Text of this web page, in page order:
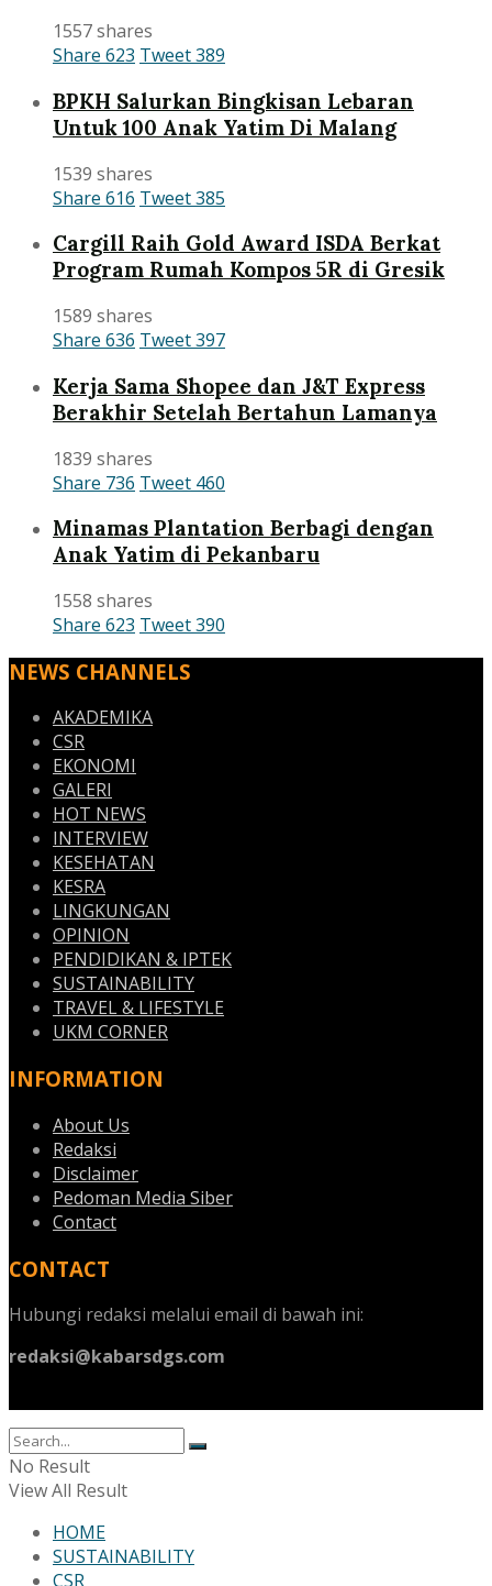
1557 shares
Share 623 Tweet389
BPKH Salurkan Bingkisan Lebaran
Untuk 100 Anak Yatim Di Malang
1539 shares
Share 616 Tweet385
Cargill Raih Gold Award ISDA Berkat
Program Rumah Kompos 5R di Gresik
1589 shares
Share 636 Tweet397
Kerja Sama Shopee dan J&T Express
Berakhir Setelah Bertahun Lamanya
1839 shares
Share 736 Tweet 460
Minamas Plantation Berbagi dengan
Anak Yatim di Pekanbaru
1558 shares
Share 623 Tweet390
NEWS CHANNELS
AKADEMIKA
CSR
EKONOMI
GALERI
HOT NEWS
INTERVIEW
KESEHATAN
KESRA
LINGKUNGAN
OPINION
PENDIDIKAN & IPTEK
SUSTAINABILITY
TRAVEL & LIFESTYLE
UKM CORNER
INFORMATION
About Us
Redaksi
Disclaimer
Pedoman Media Siber
Contact
CONTACT
Hubungi redaksi melalui email di bawah ini:
redaksi@kabarsdgs.com
No Result
View All Result
HOME
SUSTAINABILITY
CSR